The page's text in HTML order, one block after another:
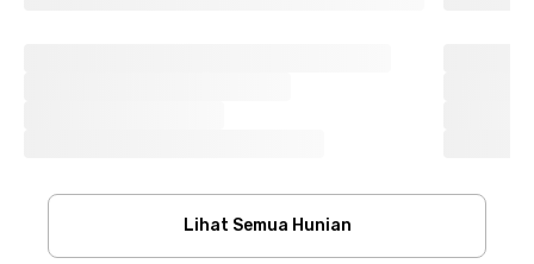
Lihat Semua Hunian